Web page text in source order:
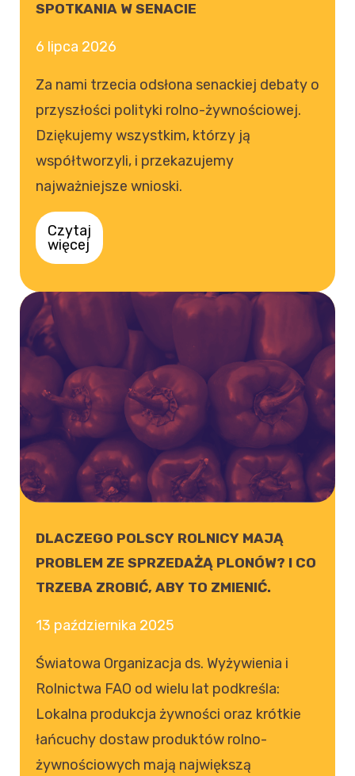
SPOTKANIA W SENACIE
6 lipca 2026
Za nami trzecia odsłona senackiej debaty o
przyszłości polityki rolno-żywnościowej.
Dziękujemy wszystkim, którzy ją
współtworzyli, i przekazujemy
najważniejsze wnioski.
Czytaj
więcej
DLACZEGO POLSCY ROLNICY MAJĄ
PROBLEM ZE SPRZEDAŻĄ PLONÓW? I CO
TRZEBA ZROBIĆ, ABY TO ZMIENIĆ.
13 października 2025
Światowa Organizacja ds. Wyżywienia i
Rolnictwa FAO od wielu lat podkreśla:
Lokalna produkcja żywności oraz krótkie
łańcuchy dostaw produktów rolno-
żywnościowych mają największą